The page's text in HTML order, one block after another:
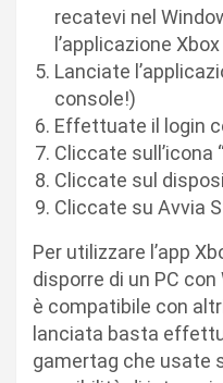
recatevi nel
l’applicazione
Lanciate
console!)
Effettuate il login
Cliccate sull’icona
Cliccate sul
Cliccate su Avvia
Per utilizzare l’app
disporre di un PC
è compatibile con
lanciata basta
gamertag che usate